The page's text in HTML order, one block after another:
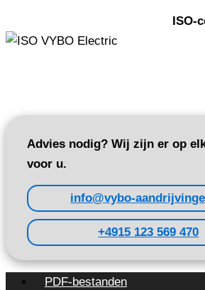
ISO-
Advies nodig? Wij zijn er op
voor u.
info@vybo-
+4915 123 569 470
PDF-bestanden